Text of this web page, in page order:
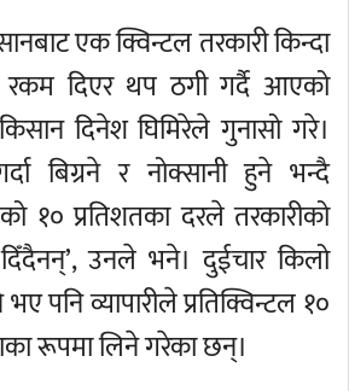
एक क्विन्टल तरकारी किन्दा
रकम दिएर थप ठगी गर्दै आएको
दिनेश घिमिरेले गुनासो गरे।
बिग्रने र नोक्सानी हुने भन्दै
१० प्रतिशतका दरले तरकारीको
उनले भने। दुईचार किलो
भए पनि व्यापारीले प्रतिक्विन्टल १०
रूपमा लिने गरेका छन्।